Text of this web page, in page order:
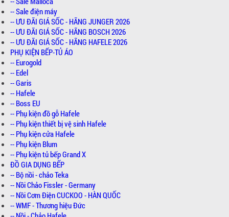
-- Sale điện máy
-- ƯU ĐÃI GIÁ SỐC - HÃNG JUNGER 2026
-- ƯU ĐÃI GIÁ SỐC - HÃNG BOSCH 2026
-- ƯU ĐÃI GIÁ SỐC - HÃNG HAFELE 2026
PHỤ KIỆN BẾP-TỦ ÁO
-- Eurogold
-- Edel
-- Garis
-- Hafele
-- Boss EU
-- Phụ kiện đồ gỗ Hafele
-- Phụ kiện thiết bị vệ sinh Hafele
-- Phụ kiện cửa Hafele
-- Phụ kiện Blum
-- Phụ kiện tủ bếp Grand X
ĐỒ GIA DỤNG BẾP
-- Bộ nồi - chảo Teka
-- Nồi Chảo Fissler - Germany
-- Nồi Cơm Điện CUCKOO - HÀN QUỐC
-- WMF - Thương hiệu Đức